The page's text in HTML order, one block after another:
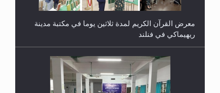
معرض القرآن الكريم لمدة ثلاثين يوما في مكتبة مدينة
ريهيماكي في فنلند